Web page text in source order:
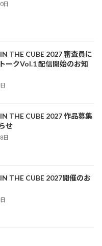
日
THE CUBE 2027 審査員に
ークVol.1 配信開始のお知
THE CUBE 2027 作品募集
せ
日
THE CUBE 2027開催のお